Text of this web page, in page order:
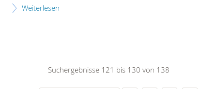
Weiterlesen
Suchergebnisse 121 bis 130 von 138